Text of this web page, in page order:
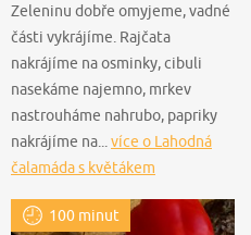
Zeleninu dobře omyjeme, vadné
části vykrájíme. Rajčata
nakrájíme na osminky, cibuli
nasekáme najemno, mrkev
nastrouháme nahrubo, papriky
nakrájíme na... více o Lahodná
čalamáda s květákem
100 minut